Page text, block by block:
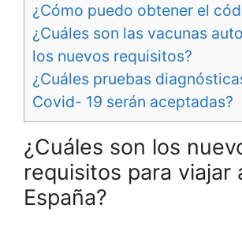
¿Cómo puedo obtener el
¿Cuáles son las vacunas
los nuevos requisitos?
¿Cuáles pruebas
Covid- 19 serán aceptadas?
¿Cuáles son los
requisitos para viajar
España?